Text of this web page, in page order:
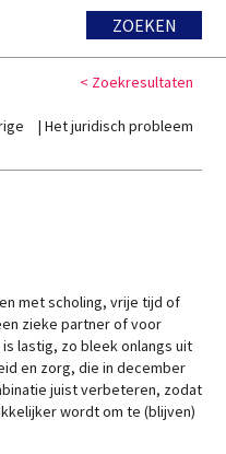
ZOEKEN
< Zoekresultaten
Het juridisch probleem
met scholing, vrije tijd of
zieke partner of voor
lastig, zo bleek onlangs uit
en zorg, die in december
juist verbeteren, zodat
wordt om te (blijven)